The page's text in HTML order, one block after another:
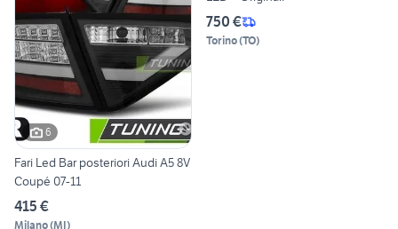
6
Fari Led Bar posteriori Audi A5 8V
Coupé 07-11
415 €
Milano(MI)
750 €
Torino(TO)